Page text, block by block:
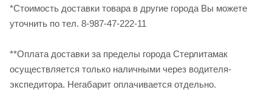
*Стоимость доставки товара в другие города Вы можете
уточнить по тел. 8-987-47-222-11
**Оплата доставки за пределы города Стерлитамак
осуществляется только наличными через водителя-
экспедитора. Негабарит оплачивается отдельно.